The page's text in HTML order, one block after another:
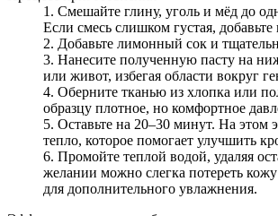
Смешайте глину, уголь и мёд до
Если смесь слишком густая,
Добавьте лимонный сок и
Нанесите полученную пасту на
или живот, избегая области вокруг
Оберните тканью из хлопка или
образцу плотное, но комфортное
Оставьте на 20–30 минут. На этом
тепло, которое помогает улучшить
Промойте теплой водой, удаляя
желании можно слегка потереть
для дополнительного увлажнения.